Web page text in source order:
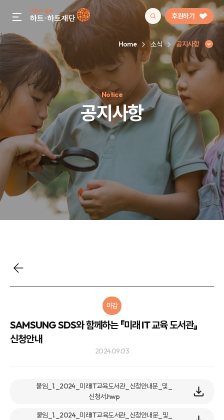
gnb menu open 후원하기
인기 키워드
#정기후원#하트플레이스#캠페인#팬덤후원
Home 소식 공지사항
Notice
공지사항
마감
SAMSUNG SDS와 함께하는 『미래 IT 교육 도서관』
신청안내
2024.09.03
붙임_1._2024_미래IT교육도서관_신청안내문_및_
신청서.hwp
붙임_1._2024_미래IT교육도서관_신청안내문_및_